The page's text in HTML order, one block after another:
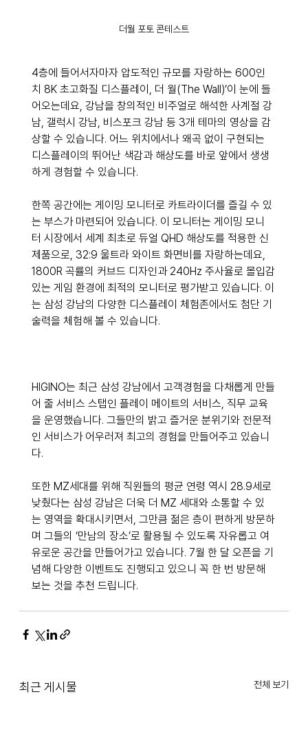
더월 포토 콘테스트
4층에 들어서자마자 압도적인 규모를 자랑하는 600인
치 8K 초고화질 디스플레이, 더 월(The Wall)’이 눈에 들
어오는데요, 강남을 창의적인 비주얼로 해석한 사계절 강
남, 갤럭시 강남, 비스포크 강남 등 3개 테마의 영상을 감
상할 수 있습니다. 어느 위치에서나 왜곡 없이 구현되는
디스플레이의 뛰어난 색감과 해상도를 바로 앞에서 생생
하게 경험할 수 있습니다.
한쪽 공간에는 게이밍 모니터로 카트라이더를 즐길 수 있
는 부스가 마련되어 있습니다. 이 모니터는 게이밍 모니
터 시장에서 세계 최초로 듀얼 QHD 해상도를 적용한 신
제품으로, 32:9 울트라 와이트 화면비를 자랑하는데요,
1800R 곡률의 커브드 디자인과 240Hz 주사율로 몰입감
있는 게임 환경에 최적의 모니터로 평가받고 있습니다. 이
는 삼성 강남의 다양한 디스플레이 체험존에서도 첨단 기
술력을 체험해 볼 수 있습니다.
HIGINO는 최근 삼성 강남에서 고객경험을 다채롭게 만들
어 줄 서비스 스탭인 플레이 메이트의 서비스, 직무 교육
을 운영했습니다. 그들만의 밝고 즐거운 분위기와 전문적
인 서비스가 어우러져 최고의 경험을 만들어주고 있습니
다.
또한 MZ세대를 위해 직원들의 평균 연령 역시 28.9세로
낮췄다는 삼성 강남은 더욱 더 MZ 세대와 소통할 수 있
는 영역을 확대시키면서, 그만큼 젊은 층이 편하게 방문하
며 그들의 ‘만남의 장소’로 활용될 수 있도록 자유롭고 여
유로운 공간을 만들어가고 있습니다. 7월 한 달 오픈을 기
념해 다양한 이벤트도 진행되고 있으니 꼭 한 번 방문해
보는 것을 추천 드립니다.
최근 게시물 전체 보기